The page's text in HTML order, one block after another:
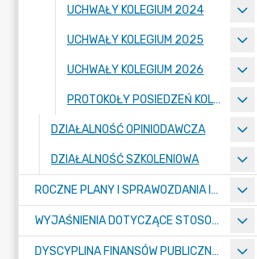
UCHWAŁY KOLEGIUM 2024
UCHWAŁY KOLEGIUM 2025
UCHWAŁY KOLEGIUM 2026
PROTOKOŁY POSIEDZEŃ KOLEGIUM
DZIAŁALNOŚĆ OPINIODAWCZA
DZIAŁALNOŚĆ SZKOLENIOWA
ROCZNE PLANY I SPRAWOZDANIA IZBY
WYJAŚNIENIA DOTYCZĄCE STOSOWANIA PRZEPISÓW O FINANSACH PUBLICZNYCH
DYSCYPLINA FINANSÓW PUBLICZNYCH